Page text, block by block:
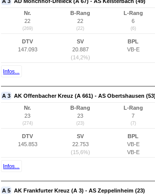
Nr.
22
(269)
B-Rang
22
(22)
L-Rang
6
(6)
DTV
147.093
SV
20.887
(14,2%)
BPL
VB-E
Infos...
A 3 AK Offenbacher Kreuz (A 661) - AS Obertshausen (53)
Nr.
23
(274)
B-Rang
23
(23)
L-Rang
7
(7)
DTV
145.853
SV
22.753
(15,6%)
BPL
VB-E
VB-E
Infos...
A 5 AK Frankfurter Kreuz (A 3) - AS Zeppelinheim (23)